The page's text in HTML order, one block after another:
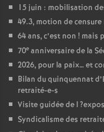
15 juin : mobilisation
49.3, motion de
64 ans, c’est non ! mais
70e anniversaire de la
2026, pour la paix… et
Bilan du quinquennat
retraité-e-s
Visite guidée de l
Syndicalisme des